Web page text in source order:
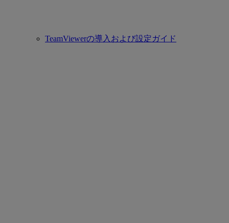
TeamViewerの導入および設定ガイド